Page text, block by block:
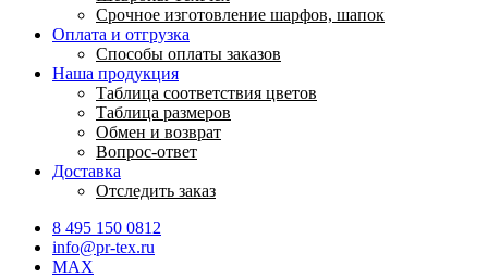
Срочное изготовление шарфов, шапок
Оплата и отгрузка
Способы оплаты заказов
Наша продукция
Таблица соответствия цветов
Таблица размеров
Обмен и возврат
Вопрос-ответ
Доставка
Отследить заказ
8 495 150 0812
info@pr-tex.ru
MAX